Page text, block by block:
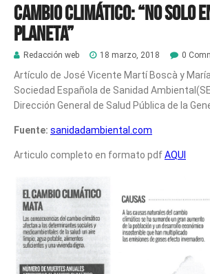
Cambio climático: “No solo
planeta”
Redacción web 18 marzo, 2018 0
Artículo de José Vicente Martí Boscà y
Sociedad Española de Sanidad
Dirección General de Salud Pública de la
Fuente: sanidadambiental.com
Articulo completo en formato pdfAQUI